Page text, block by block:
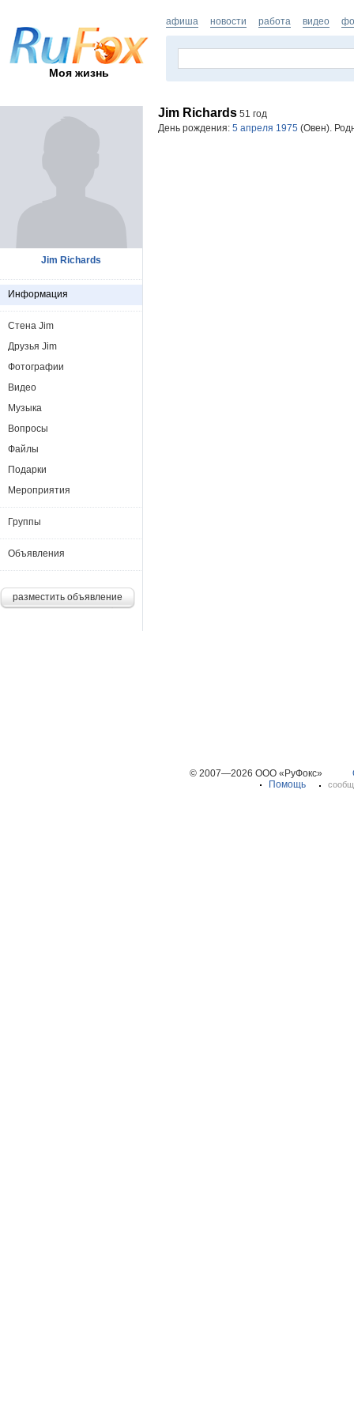
Моя жизнь
афиша новости работа видео
Jim Richards 51 год
День рождения: 5 апреля 1975 (Овен).
Jim Richards
Информация
Стена Jim
Друзья Jim
Фотографии
Видео
Музыка
Вопросы
Файлы
Подарки
Мероприятия
Группы
Объявления
разместить объявление
© 2007—2026 ООО «РуФокс»
Помощь